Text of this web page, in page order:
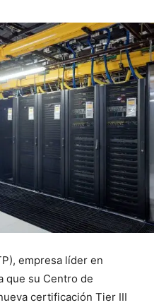
empresa líder en
que su Centro de
certificación Tier III